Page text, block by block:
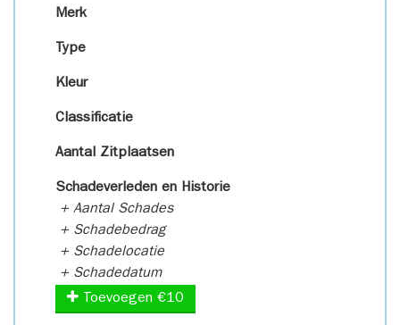
Merk
Type
Kleur
Classificatie
Aantal Zitplaatsen
Schadeverleden en Historie
+ Aantal Schades
+ Schadebedrag
+ Schadelocatie
+ Schadedatum
Toevoegen €10